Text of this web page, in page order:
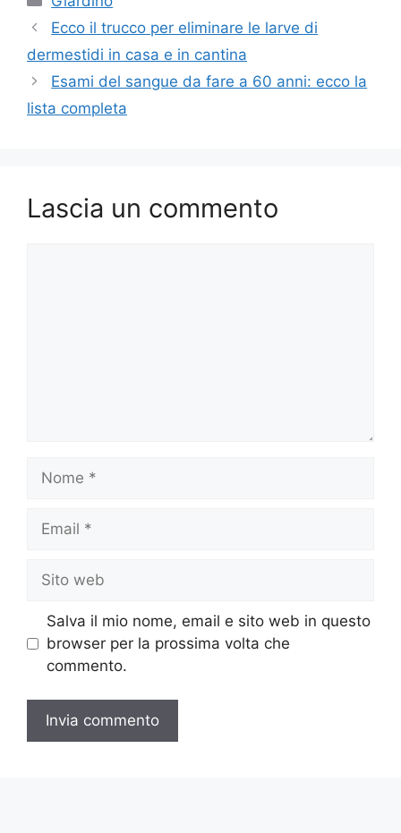
Ecco il trucco per eliminare le larve di
dermestidi in casa e in cantina
Esami del sangue da fare a 60 anni: ecco la
lista completa
Lascia un commento
web
Salva il mio nome, email e sito web in questo
browser per la prossima volta che
commento.